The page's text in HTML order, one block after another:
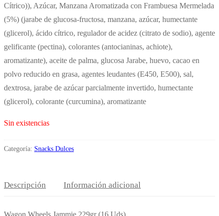
Cítrico)), Azúcar, Manzana Aromatizada con Frambuesa Mermelada
(5%) (jarabe de glucosa-fructosa, manzana, azúcar, humectante
(glicerol), ácido cítrico, regulador de acidez (citrato de sodio), agente
gelificante (pectina), colorantes (antocianinas, achiote),
aromatizante), aceite de palma, glucosa Jarabe, huevo, cacao en
polvo reducido en grasa, agentes leudantes (E450, E500), sal,
dextrosa, jarabe de azúcar parcialmente invertido, humectante
(glicerol), colorante (curcumina), aromatizante
Sin existencias
Categoría: Snacks Dulces
Descripción Información adicional
Wagon Wheels Jammie 229gr (16 Uds)